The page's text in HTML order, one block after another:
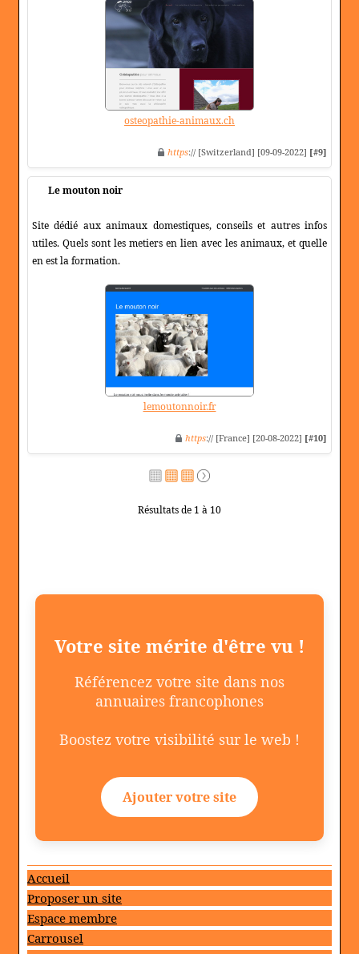
osteopathie-animaux.ch
https:// [Switzerland] [09-09-2022] [#9]
Le mouton noir
Site dédié aux animaux domestiques, conseils et autres infos
utiles. Quels sont les metiers en lien avec les animaux, et quelle
en est la formation.
lemoutonnoir.fr
https:// [France] [20-08-2022] [#10]
Résultats de 1 à 10
Votre site mérite d'être vu !
Référencez votre site dans nos
annuaires francophones
Boostez votre visibilité sur le web !
Ajouter votre site
Accueil
Proposer un site
Espace membre
Carrousel